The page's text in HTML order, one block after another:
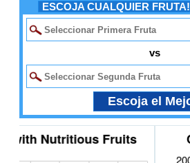
ESCOJA CUALQUIER FRUTA!
vs